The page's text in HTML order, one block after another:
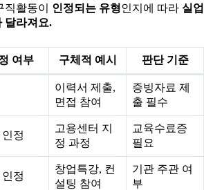
직활동이 인정되는 유형인지에 따라 실업
달라져요.
여부 구체적 예시 판단 기준
이력서 제출,
면접 참여
증빙자료 제
출 필수
정
고용센터 지
정 과정
교육수료증
필요
정
창업특강, 컨
설팅 참여
기관 주관 여
부